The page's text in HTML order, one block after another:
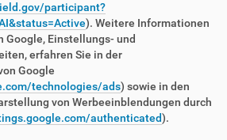
participant?
). Weitere Informationen
Google, Einstellungs- und
erfahren Sie in der
Google
technologies/ads) sowie in den
von Werbeeinblendungen durch
authenticated).